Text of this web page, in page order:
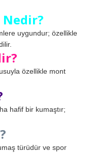
uygundur; özellikle
özellikle mont
hafif bir kumaştır;
türüdür ve spor